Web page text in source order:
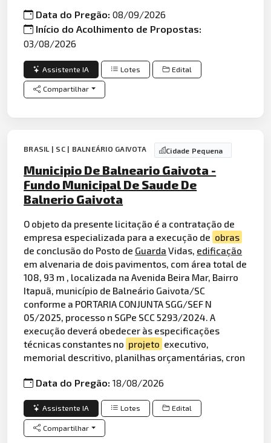
Data do Pregão:08/09/2026
Início do Acolhimento de Propostas:
03/08/2026
Assistente IA Lotes Edital
Compartilhar
BRASIL | SC | BALNEÁRIO GAIVOTA Cidade Pequena
Municipio De Balneario Gaivota -
Fundo Municipal De Saude De
Balnerio Gaivota
O objeto da presente licitação é a contratação de
empresa especializada para a execução de obras
de conclusão do Posto de Guarda Vidas, edificação
em alvenaria de dois pavimentos, com área total de
108, 93 m , localizada na Avenida Beira Mar, Bairro
Itapuã, município de Balneário Gaivota/SC
conforme a PORTARIA CONJUNTA SGG/SEF N
05/2025, processo n SGPe SCC 5293/2024. A
execução deverá obedecer às especificações
técnicas constantes no projeto executivo,
memorial descritivo, planilhas orçamentárias, cron
Data do Pregão:18/08/2026
Assistente IA Lotes Edital
Compartilhar